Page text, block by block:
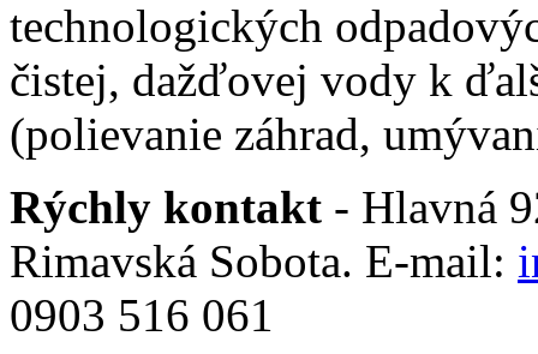
technologických
čistej, dažďovej vody k
(polievanie záhrad,
Rýchly kontakt - Hlavná
Rimavská Sobota. E-mail:
0903 516 061